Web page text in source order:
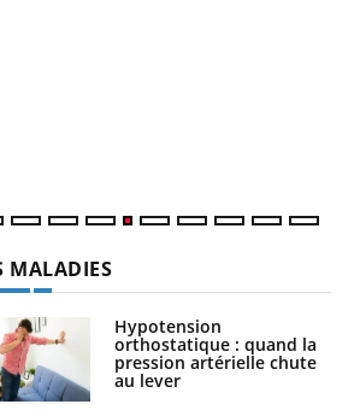
orthostatique : quand la
pression artérielle chute
au lever